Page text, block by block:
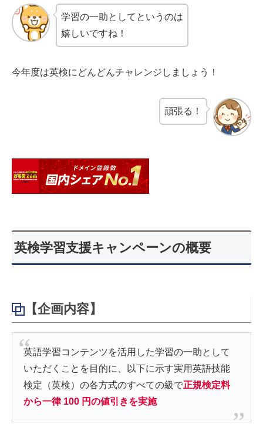
学習の一助としてというのは
嬉しいですね！
今年度は英検にどんどんチャレンジしましょう！
頑張る！
英検学習支援キャンペーンの概要
【企画内容】
英語学習コンテンツを活用した学習の一助として
いただくことを目的に、以下に示す実用英語技能
検定（英検）の各方式のすべての級で正規検定料
から一律 100 円の値引きを実施